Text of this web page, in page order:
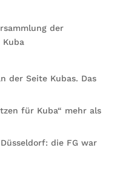
der
Kuba
der Seite Kubas. Das
für Kuba“ mehr als
die FG war